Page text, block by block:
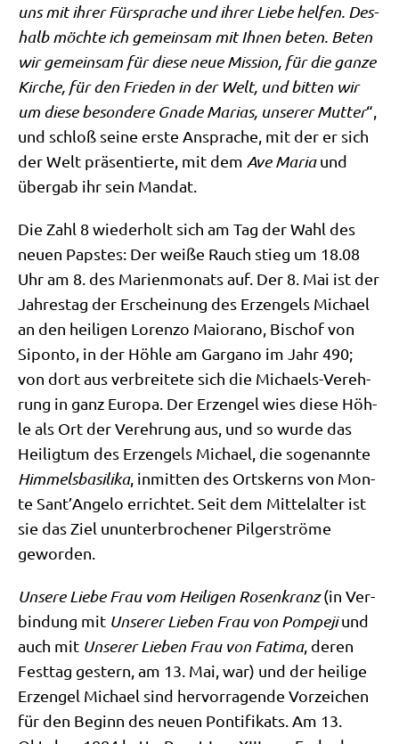
uns mit ihrer Für­spra­che und ihrer Lie­be hel­fen. Des­
halb möch­te ich gemein­sam mit Ihnen beten. Beten
wir gemein­sam für die­se neue Mis­si­on, für die gan­ze
Kir­che, für den Frie­den in der Welt, und bit­ten wir
um die­se beson­de­re Gna­de Mari­as, unse­rer Mut­ter“,
und schloß sei­ne erste Anspra­che, mit der er sich
der Welt prä­sen­tier­te, mit dem Ave Mariaund
über­gab ihr sein Mandat.
Die Zahl 8 wie­der­holt sich am Tag der Wahl des
neu­en Pap­stes: Der wei­ße Rauch stieg um 18.08
Uhr am 8. des Mari­en­mo­nats auf. Der 8. Mai ist der
Jah­res­tag der Erschei­nung des Erz­engels Micha­el
an den hei­li­gen Loren­zo Mai­orano, Bischof von
Sipon­to, in der Höh­le am Gar­ga­no im Jahr 490;
von dort aus ver­brei­te­te sich die Micha­els-Ver­eh­
rung in ganz Euro­pa. Der Erz­engel wies die­se Höh­
le als Ort der Ver­eh­rung aus, und so wur­de das
Hei­lig­tum des Erz­engels Micha­el, die soge­nann­te
Him­mels­ba­si­li­ka, inmit­ten des Orts­kerns von Mon­
te San­t’An­ge­lo errich­tet. Seit dem Mit­tel­al­ter ist
sie das Ziel unun­ter­bro­che­ner Pil­ger­strö­me
geworden.
Unse­re Lie­be Frau vom Hei­li­gen Rosen­kranz(in Ver­
bin­dung mit Unse­rer Lie­ben Frau von Pom­pe­jiund
auch mit Unse­rer Lie­ben Frau von Fati­ma, deren
Fest­tag gestern, am 13. Mai, war) und der hei­li­ge
Erz­engel Micha­el sind her­vor­ra­gen­de Vor­zei­chen
für den Beginn des neu­en Pon­ti­fi­kats. Am 13.